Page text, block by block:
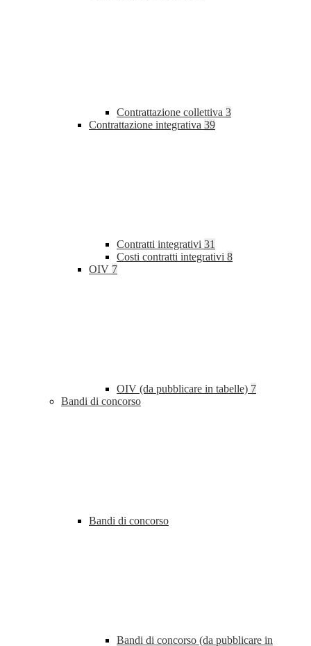
Contrattazione collettiva 3
Contrattazione integrativa 39
Contratti integrativi 31
Costi contratti integrativi 8
OIV 7
OIV (da pubblicare in tabelle) 7
Bandi di concorso
Bandi di concorso
Bandi di concorso (da pubblicare in